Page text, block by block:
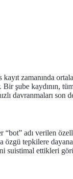
zamanında
Bir şube kaydının,
davranmaları son
adı verilen
tepkilere
suistimal ettikleri